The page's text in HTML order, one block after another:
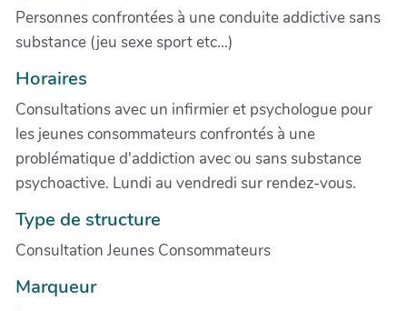
Personnes confrontées à une conduite addictive sans
substance (jeu sexe sport etc...)
Horaires
Consultations avec un infirmier et psychologue pour
les jeunes consommateurs confrontés à une
problématique d'addiction avec ou sans substance
psychoactive. Lundi au vendredi sur rendez-vous.
Type de structure
Consultation Jeunes Consommateurs
Marqueur